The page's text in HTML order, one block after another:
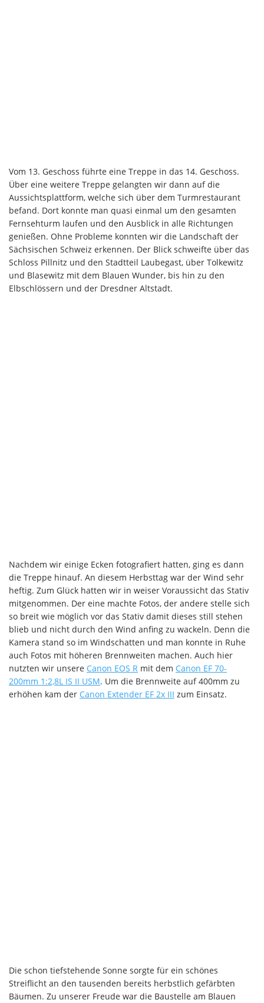
Vom 13. Geschoss führte eine Treppe in das 14. Geschoss.
Über eine weitere Treppe gelangten wir dann auf die
Aussichtsplattform, welche sich über dem Turmrestaurant
befand. Dort konnte man quasi einmal um den gesamten
Fernsehturm laufen und den Ausblick in alle Richtungen
genießen. Ohne Probleme konnten wir die Landschaft der
Sächsischen Schweiz erkennen. Der Blick schweifte über das
Schloss Pillnitz und den Stadtteil Laubegast, über Tolkewitz
und Blasewitz mit dem Blauen Wunder, bis hin zu den
Elbschlössern und der Dresdner Altstadt.
Nachdem wir einige Ecken fotografiert hatten, ging es dann
die Treppe hinauf. An diesem Herbsttag war der Wind sehr
heftig. Zum Glück hatten wir in weiser Voraussicht das Stativ
mitgenommen. Der eine machte Fotos, der andere stelle sich
so breit wie möglich vor das Stativ damit dieses still stehen
blieb und nicht durch den Wind anfing zu wackeln. Denn die
Kamera stand so im Windschatten und man konnte in Ruhe
auch Fotos mit höheren Brennweiten machen. Auch hier
nutzten wir unsere Canon EOS R mit dem Canon EF 70-
200mm 1:2,8L IS II USM. Um die Brennweite auf 400mm zu
erhöhen kam der Canon Extender EF 2x III zum Einsatz.
Die schon tiefstehende Sonne sorgte für ein schönes
Streiflicht an den tausenden bereits herbstlich gefärbten
Bäumen. Zu unserer Freude war die Baustelle am Blauen